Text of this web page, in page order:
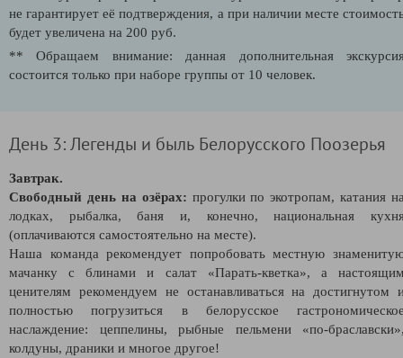
не гарантирует её подтверждения, а при наличии месте
будет увеличена на 200 руб.
** Обращаем внимание: данная дополнительная
состоится только при наборе группы от 10 человек.
День 3: Легенды и быль Белорусского Поозерья
Завтрак.
Свободный день на озёрах: прогулки по экотропам, катания
лодках,
рыбалка, баня и, конечно, национальная
(оплачиваются самостоятельно на месте).
Наша команда рекомендует попробовать местную
мачанку с блинами и салат «Парать-кветка», а
ценителям рекомендуем не останавливаться на достигнутом
полностью погрузиться в белорусское
наслаждение: цеппелины, рыбные пельмени «по-
колдуны, драники и многое другое!